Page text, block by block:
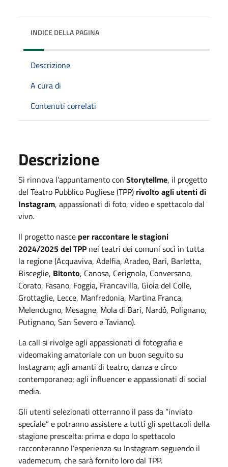
INDICE DELLA PAGINA
Descrizione
A cura di
Contenuti correlati
Descrizione
Si rinnova l’appuntamento con Storytellme, il progetto
del Teatro Pubblico Pugliese (TPP) rivolto agli utenti di
Instagram, appassionati di foto, video e spettacolo dal
vivo.
Il progetto nasce per raccontare le stagioni
2024/2025 del TPP nei teatri dei comuni soci in tutta
la regione (Acquaviva, Adelfia, Aradeo, Bari, Barletta,
Bisceglie, Bitonto, Canosa, Cerignola, Conversano,
Corato, Fasano, Foggia, Francavilla, Gioia del Colle,
Grottaglie, Lecce, Manfredonia, Martina Franca,
Melendugno, Mesagne, Mola di Bari, Nardò, Polignano,
Putignano, San Severo e Taviano).
La call si rivolge agli appassionati di fotografia e
videomaking amatoriale con un buon seguito su
Instagram; agli amanti di teatro, danza e circo
contemporaneo; agli influencer e appassionati di social
media.
Gli utenti selezionati otterranno il pass da “inviato
speciale” e potranno assistere a tutti gli spettacoli della
stagione prescelta: prima e dopo lo spettacolo
racconteranno l’esperienza su Instagram seguendo il
vademecum, che sarà fornito loro dal TPP.